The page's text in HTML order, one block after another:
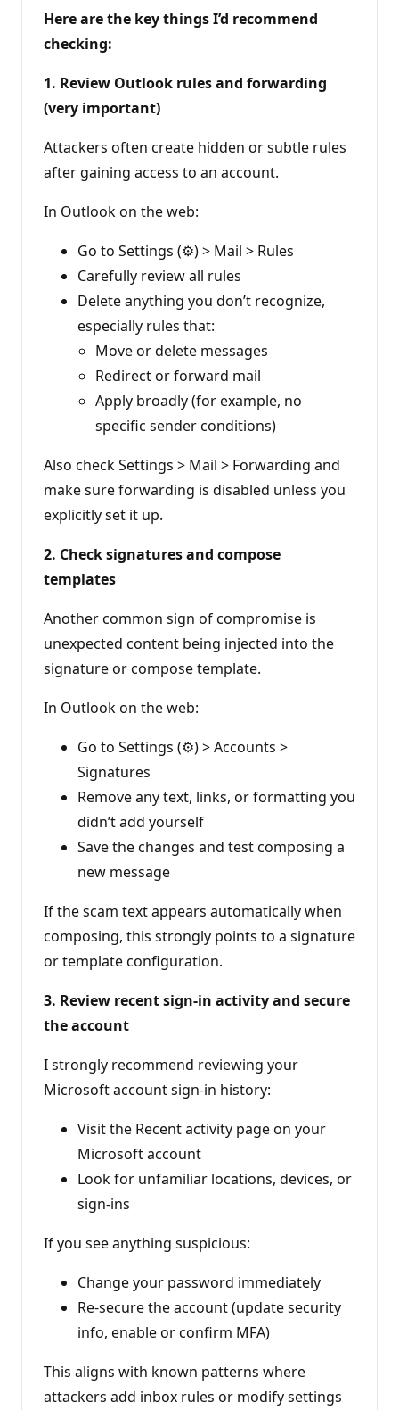
Here are the key things I’d recommend
checking:
1. Review Outlook rules and forwarding
(very important)
Attackers often create hidden or subtle rules
after gaining access to an account.
In Outlook on the web:
Go to Settings (⚙️) > Mail > Rules
Carefully review all rules
Delete anything you don’t recognize,
especially rules that:
Move or delete messages
Redirect or forward mail
Apply broadly (for example, no
specific sender conditions)
Also check Settings > Mail > Forwarding and
make sure forwarding is disabled unless you
explicitly set it up.
2. Check signatures and compose
templates
Another common sign of compromise is
unexpected content being injected into the
signature or compose template.
In Outlook on the web:
Go to Settings (⚙️) > Accounts >
Signatures
Remove any text, links, or formatting you
didn’t add yourself
Save the changes and test composing a
new message
If the scam text appears automatically when
composing, this strongly points to a signature
or template configuration.
3. Review recent sign‑in activity and secure
the account
I strongly recommend reviewing your
Microsoft account sign‑in history:
Visit the Recent activity page on your
Microsoft account
Look for unfamiliar locations, devices, or
sign‑ins
If you see anything suspicious:
Change your password immediately
Re‑secure the account (update security
info, enable or confirm MFA)
This aligns with known patterns where
attackers add inbox rules or modify settings